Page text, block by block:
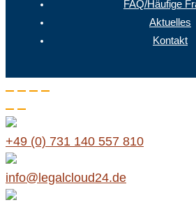
FAQ/Häufige
Aktuelles
Kontakt
+49 (0) 731 140 557 810
info@legalcloud24.de